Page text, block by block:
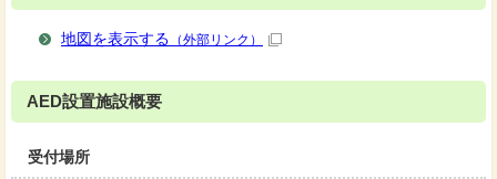
地図を表示する （外部リンク）
AED設置施設概要
受付場所